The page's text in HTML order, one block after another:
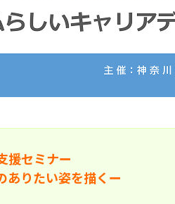
援セミナー
りたい姿を描くー